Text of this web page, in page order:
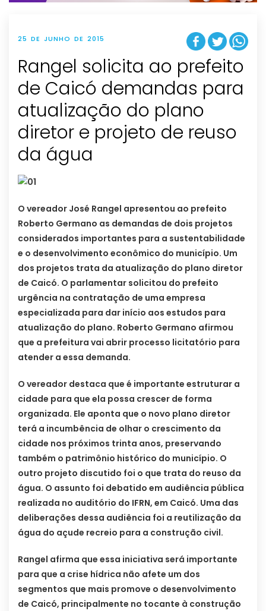
25 DE JUNHO DE 2015
Rangel solicita ao prefeito
de Caicó demandas para
atualização do plano
diretor e projeto de reuso
da água
O vereador José Rangel apresentou ao prefeito
Roberto Germano as demandas de dois projetos
considerados importantes para a sustentabilidade
e o desenvolvimento econômico do município. Um
dos projetos trata da atualização do plano diretor
de Caicó. O parlamentar solicitou do prefeito
urgência na contratação de uma empresa
especializada para dar início aos estudos para
atualização do plano. Roberto Germano afirmou
que a prefeitura vai abrir processo licitatório para
atender a essa demanda.
O vereador destaca que é importante estruturar a
cidade para que ela possa crescer de forma
organizada. Ele aponta que o novo plano diretor
terá a incumbência de olhar o crescimento da
cidade nos próximos trinta anos, preservando
também o patrimônio histórico do município. O
outro projeto discutido foi o que trata do reuso da
água. O assunto foi debatido em audiência pública
realizada no auditório do IFRN, em Caicó. Uma das
deliberações dessa audiência foi a reutilização da
água do açude recreio para a construção civil.
Rangel afirma que essa iniciativa será importante
para que a crise hídrica não afete um dos
segmentos que mais promove o desenvolvimento
de Caicó, principalmente no tocante à construção